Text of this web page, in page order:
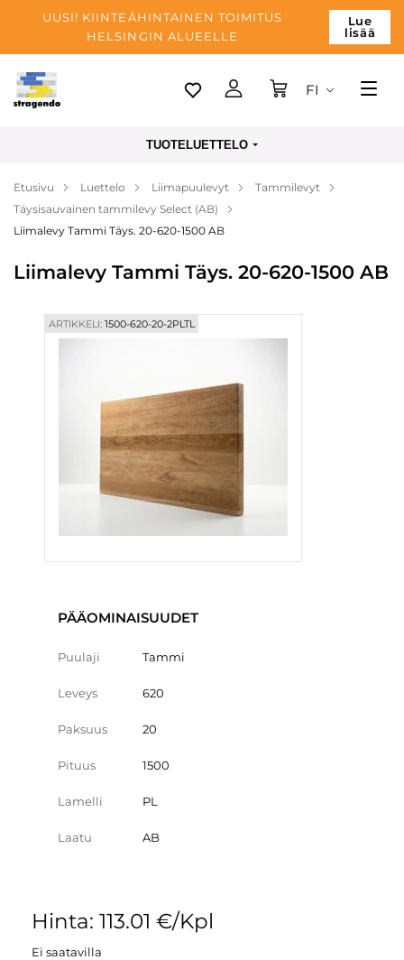
UUSI! KIINTEÄHINTAINEN TOIMITUS
HELSINGIN ALUEELLE
Lue
lisää
Tallinn
Maksu
Yrityksen
Blogi
FI
TUOTELUETTELO
Etusivu Luettelo Liimapuulevyt
Tammilevyt
Täysisauvainen tammilevy Select (AB)
Liimalevy Tammi Täys. 20-620-1500 AB
Liimalevy Tammi Täys. 20-620-1500 AB
ARTIKKELI:1500-620-20-2PLTL
PÄÄOMINAISUUDET
Puulaji Tammi
Leveys 620
Paksuus 20
Pituus 1500
Lamelli PL
Laatu AB
Hinta: 113.01 €/Kpl
Ei saatavilla